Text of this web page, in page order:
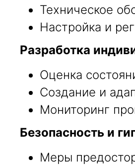
Техническое
Настройка и
Разработка
Оценка
Создание и
Мониторинг
Безопасность и
Меры